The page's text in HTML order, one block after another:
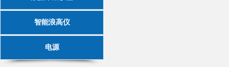
智能浪高仪
电源